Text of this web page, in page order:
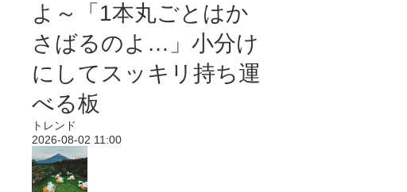
よ～「1本丸ごとはか
さばるのよ…」小分け
にしてスッキリ持ち運
べる板
トレンド
2026-08-02 11:00